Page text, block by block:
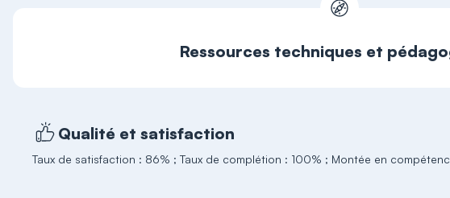
Ressources techniques et
Qualité et satisfaction
Taux de satisfaction : 86% ; Taux de complétion : 100% ; Montée en